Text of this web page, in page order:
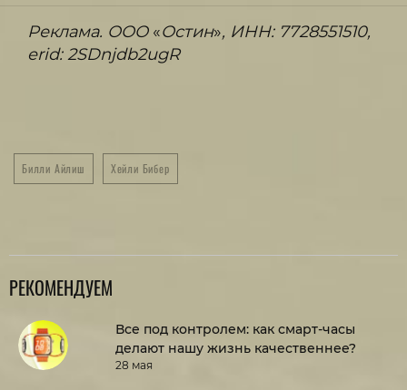
Реклама. ООО «‎Остин»‎, ИНН: 7728551510,
erid: 2SDnjdb2ugR
Билли Айлиш Хейли Бибер
РЕКОМЕНДУЕМ
Все под контролем: как смарт-часы
делают нашу жизнь качественнее?
28 мая